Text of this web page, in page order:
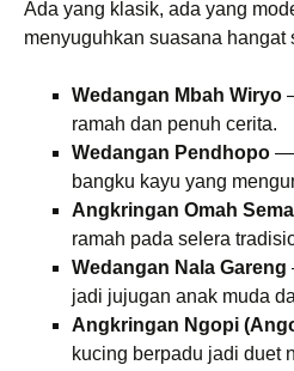
Ada yang klasik, ada yang
menyuguhkan suasana hangat
Wedangan Mbah Wiryo
ramah dan penuh cerita.
Wedangan Pendhopo —
bangku kayu yang
Angkringan Omah
ramah pada selera
Wedangan Nala Gareng
jadi jujugan anak muda
Angkringan Ngopi
kucing berpadu jadi duet